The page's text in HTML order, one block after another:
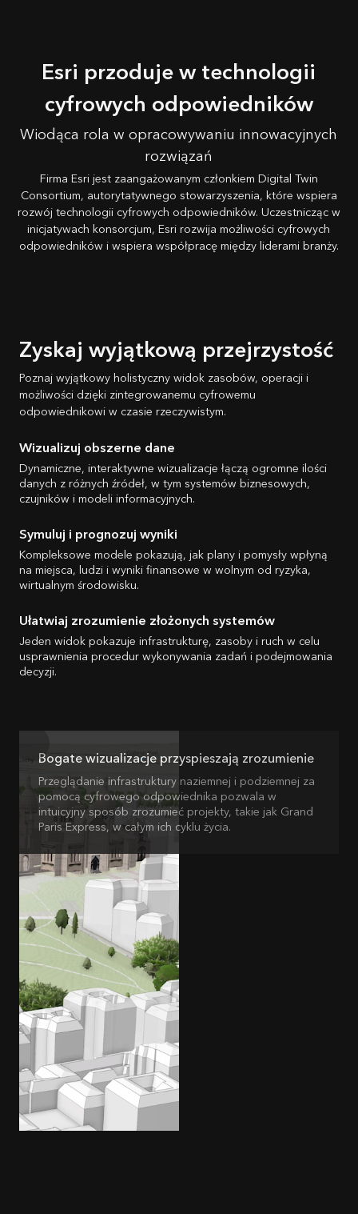
Esri przoduje w technologii
cyfrowych odpowiedników
Wiodąca rola w opracowywaniu innowacyjnych
rozwiązań
Firma Esri jest zaangażowanym członkiem Digital Twin
Consortium, autorytatywnego stowarzyszenia, które wspiera
rozwój technologii cyfrowych odpowiedników. Uczestnicząc w
inicjatywach konsorcjum, Esri rozwija możliwości cyfrowych
odpowiedników i wspiera współpracę między liderami branży.
Zyskaj wyjątkową przejrzystość
Poznaj wyjątkowy holistyczny widok zasobów, operacji i
możliwości dzięki zintegrowanemu cyfrowemu
odpowiednikowi w czasie rzeczywistym.
Wizualizuj obszerne dane
Dynamiczne, interaktywne wizualizacje łączą ogromne ilości
danych z różnych źródeł, w tym systemów biznesowych,
czujników i modeli informacyjnych.
Symuluj i prognozuj wyniki
Kompleksowe modele pokazują, jak plany i pomysły wpłyną
na miejsca, ludzi i wyniki finansowe w wolnym od ryzyka,
wirtualnym środowisku.
Ułatwiaj zrozumienie złożonych systemów
Jeden widok pokazuje infrastrukturę, zasoby i ruch w celu
usprawnienia procedur wykonywania zadań i podejmowania
decyzji.
Bogate wizualizacje przyspieszają zrozumienie
Przeglądanie infrastruktury naziemnej i podziemnej za
pomocą cyfrowego odpowiednika pozwala w
intuicyjny sposób zrozumieć projekty, takie jak Grand
Paris Express, w całym ich cyklu życia.